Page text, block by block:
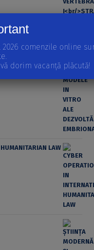
LAW
comenzile online
dorim vacanță plăcută!